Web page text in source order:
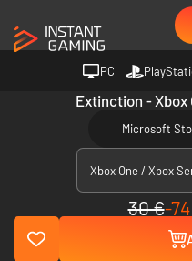
PC
Extinction - Xbox
Microsoft
Xbox One / Xbox
30 €-